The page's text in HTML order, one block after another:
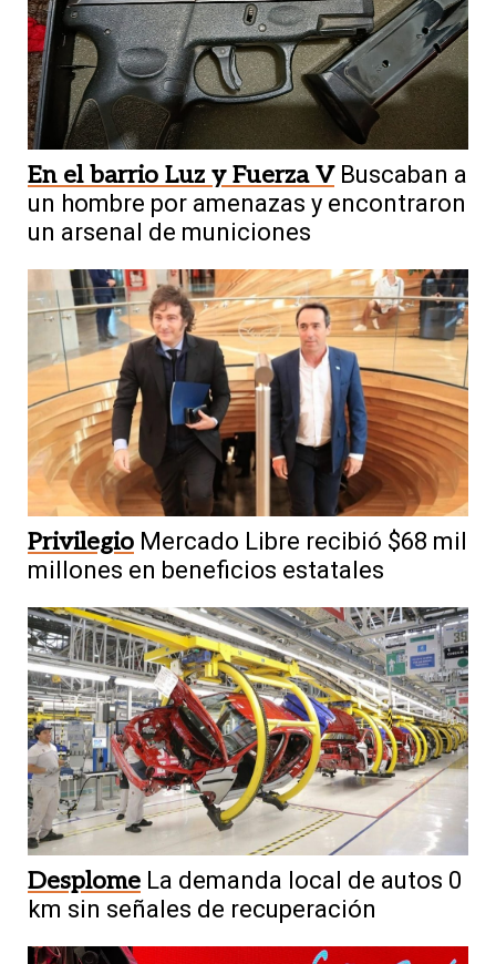
En el barrio Luz y Fuerza V Buscaban a
un hombre por amenazas y encontraron
un arsenal de municiones
Privilegio Mercado Libre recibió $68 mil
millones en beneficios estatales
Desplome La demanda local de autos 0
km sin señales de recuperación